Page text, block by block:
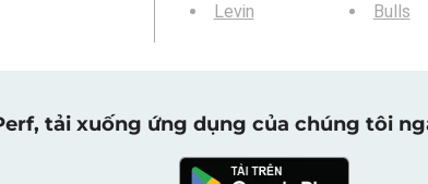
Levin
Bulls
tải xuống ứng dụng của chúng tôi